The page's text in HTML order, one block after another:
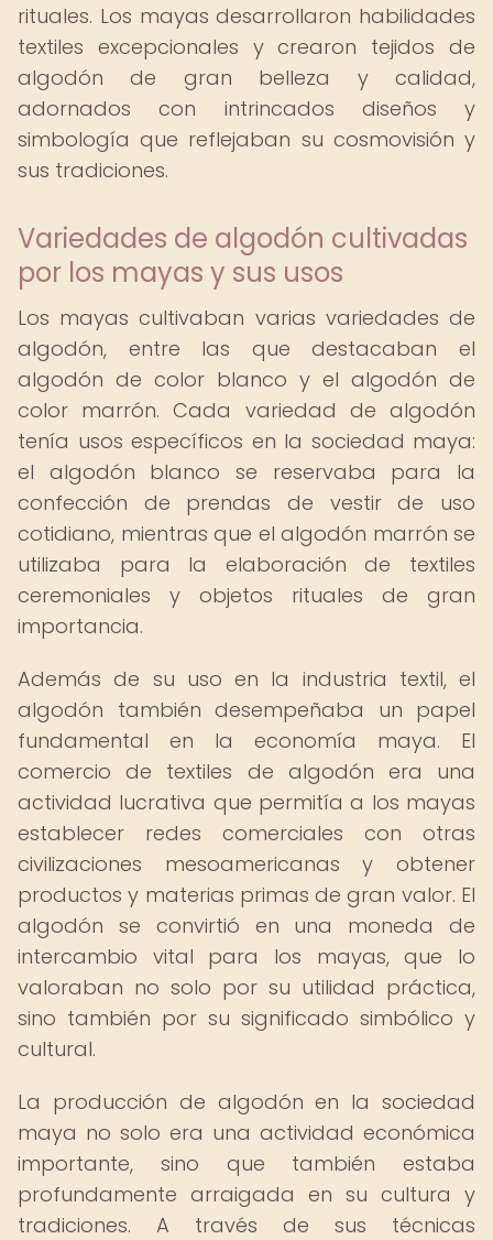
rituales. Los mayas desarrollaron habilidades
textiles excepcionales y crearon tejidos de
algodón de gran belleza y calidad,
adornados con intrincados diseños y
simbología que reflejaban su cosmovisión y
sus tradiciones.
Variedades de algodón cultivadas
por los mayas y sus usos
Los mayas cultivaban varias variedades de
algodón, entre las que destacaban el
algodón de color blanco y el algodón de
color marrón. Cada variedad de algodón
tenía usos específicos en la sociedad maya:
el algodón blanco se reservaba para la
confección de prendas de vestir de uso
cotidiano, mientras que el algodón marrón se
utilizaba para la elaboración de textiles
ceremoniales y objetos rituales de gran
importancia.
Además de su uso en la industria textil, el
algodón también desempeñaba un papel
fundamental en la economía maya. El
comercio de textiles de algodón era una
actividad lucrativa que permitía a los mayas
establecer redes comerciales con otras
civilizaciones mesoamericanas y obtener
productos y materias primas de gran valor. El
algodón se convirtió en una moneda de
intercambio vital para los mayas, que lo
valoraban no solo por su utilidad práctica,
sino también por su significado simbólico y
cultural.
La producción de algodón en la sociedad
maya no solo era una actividad económica
importante, sino que también estaba
profundamente arraigada en su cultura y
tradiciones. A través de sus técnicas